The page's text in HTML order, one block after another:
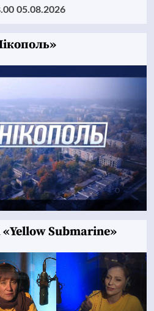
05.08.2026
Submarine»